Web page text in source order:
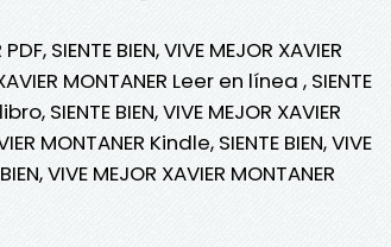
SIENTE BIEN, VIVE MEJOR XAVIER
MONTANER Leer en línea , SIENTE
SIENTE BIEN, VIVE MEJOR XAVIER
MONTANER Kindle, SIENTE BIEN, VIVE
VIVE MEJOR XAVIER MONTANER